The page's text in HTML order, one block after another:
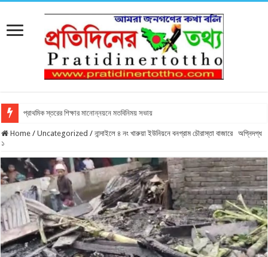
প্রাথমিক স্তরের শিক্ষার মানোন্নয়নে মতবিনিময় সভায়
Home / Uncategorized / নান্দাইলে ৪ নং খারুয়া ইউনিয়নে বনগ্রাম চৌরাস্তা বাজারে অগ্নিদগ্ধ
১